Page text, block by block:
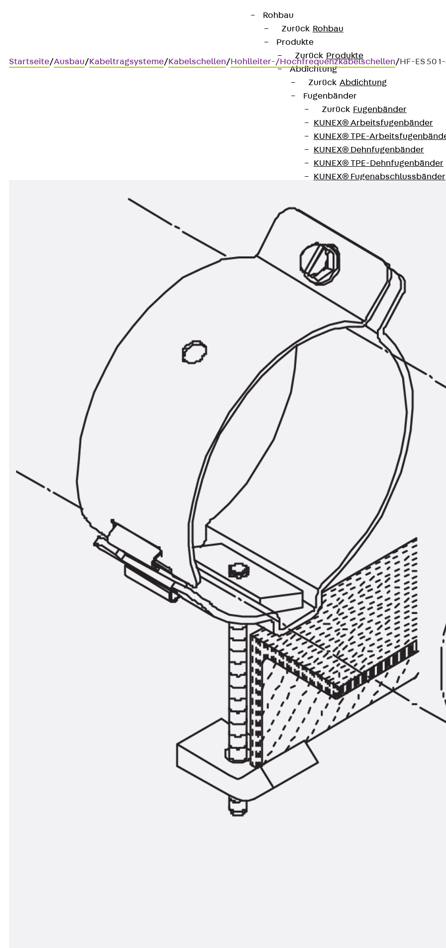
Rohbau
Zurück Rohbau
Produkte
Zurück Produkte
Abdichtung
Zurück Abdichtung
Fugenbänder
Zurück Fugenbänder
KUNEX® Arbeitsfugenbänder
KUNEX® TPE-
KUNEX® Dehnfugenbänder
KUNEX® TPE-Dehnfugenbänder
KUNEX® Fugenabschlussbänder
KUNEX® Sternrohr
KUNEX® Mauerkragen
KUNEX® ABS Abschalelemente
Fugenbänder Zubehör
Fugenbleche
Zurück
Fugenbleche
PENTAFLEX KB®
PENTAFLEX KB® Agrar
PENTAFLEX® FBA
PENTAFLEX® ABS
PENTAFLEX® OBS
PENTAFLEX® OPTI-
Frischbetonverbundsysteme
Frischbetonverbundsysteme
Rohrdurchführungen
Rohrdurchführungen
PENTAFLEX® Transwand
PENTAFLEX® Futterrohr
PENTAFLEX®
PENTAFLEX® Bodenablauf
Rohrdurchführungen Zubehör
Quellbänder
Zurück Quellbänder
SWELLFLEX®
Quellbänder Zubehör
Injektionsschläuche
Zurück Injektionsschläuche
PLURAFLEX®
Injektionsschläuche Zubehör
Injektionsschläuche Sets
Befestigung
Zurück
Befestigung
Ankerschienen
Ankerschiene JSA K
Ankerschiene JTA W
Startseite/Ausbau/Kabeltragsysteme/Kabelschellen/Hohlleiter-/Hochfrequenzkabelschellen/HF-ES 50
HF-Kabelschelle zur Befestigung an Winkelprofilen